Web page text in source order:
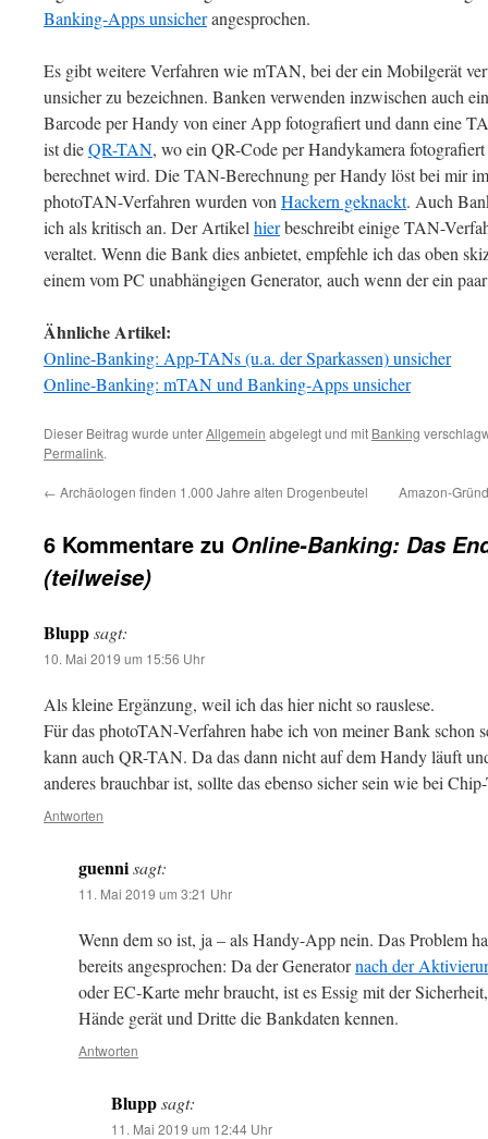
Banking-Apps unsicherangesprochen.
Es gibt weitere Verfahren wie mTAN, bei der ein Mobilgerät
unsicher zu bezeichnen. Banken verwenden inzwischen auch
Barcode per Handy von einer App fotografiert und dann eine
ist dieQR-TAN, wo ein QR-Code per Handykamera
berechnet wird. Die TAN-Berechnung per Handy löst bei mir
photoTAN-Verfahren wurden von Hackern geknackt. Auch
ich als kritisch an. Der Artikel hierbeschreibt einige TAN-
veraltet. Wenn die Bank dies anbietet, empfehle ich das oben
einem vom PC unabhängigen Generator, auch wenn der ein
Ähnliche Artikel:
Online-Banking: App-TANs (u.a. der Sparkassen) unsicher
Online-Banking: mTAN und Banking-Apps unsicher
Dieser Beitrag wurde unterAllgemein abgelegt und mit Banking
Permalink.
← Archäologen finden 1.000 Jahre alten Drogenbeutel Amazon-
6 Kommentare zu Online-Banking: Das
(teilweise)
Bluppsagt:
10. Mai 2019 um 15:56 Uhr
Als kleine Ergänzung, weil ich das hier nicht so rauslese.
Für das photoTAN-Verfahren habe ich von meiner Bank schon
kann auch QR-TAN. Da das dann nicht auf dem Handy läuft
anderes brauchbar ist, sollte das ebenso sicher sein wie bei
Antworten
guennisagt:
11. Mai 2019 um 3:21 Uhr
Wenn dem so ist, ja – als Handy-App nein. Das Problem
bereits angesprochen: Da der Generatornach der
oder EC-Karte mehr braucht, ist es Essig mit der
Hände gerät und Dritte die Bankdaten kennen.
Antworten
Blupp sagt:
11. Mai 2019 um 12:44 Uhr